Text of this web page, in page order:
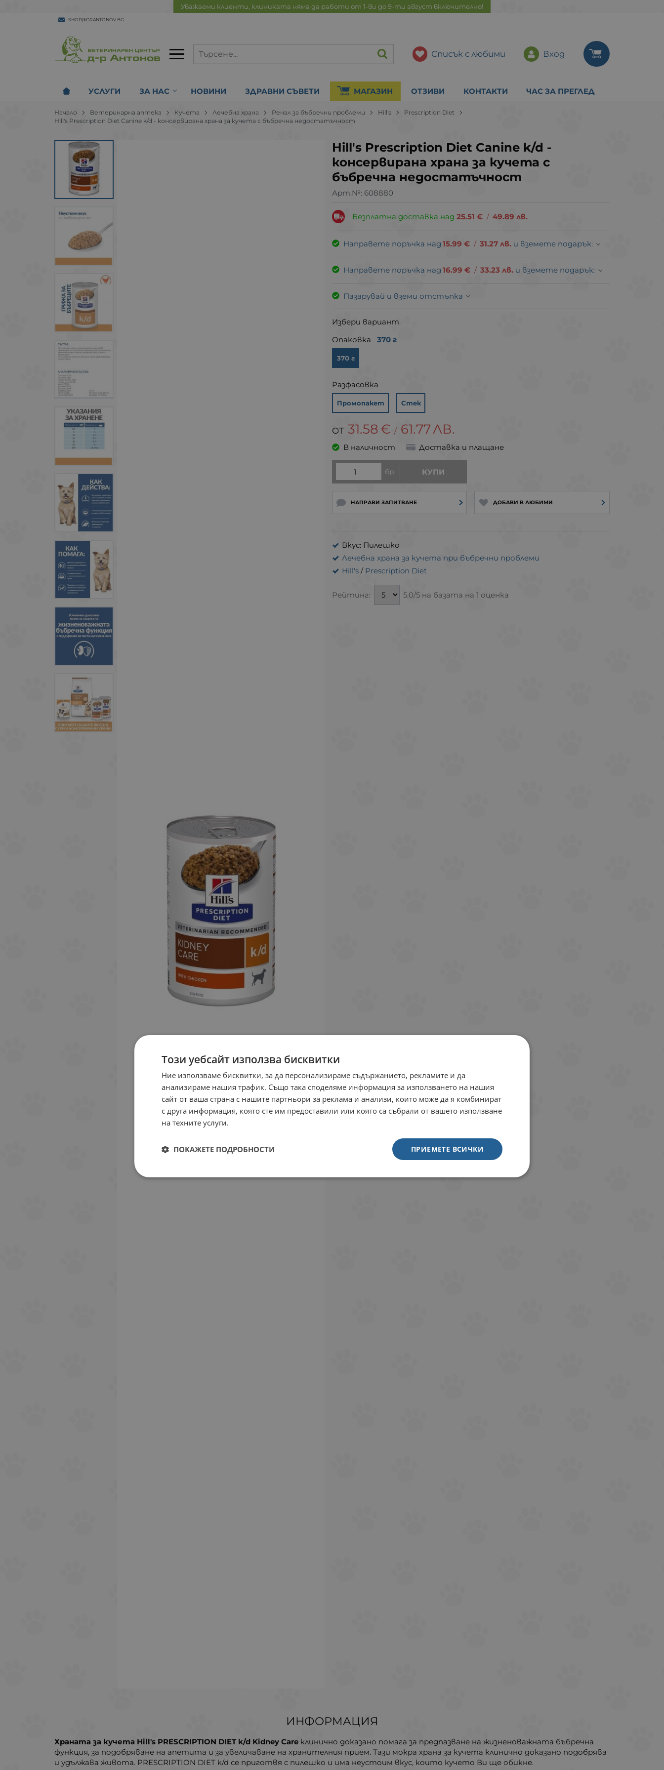
Уважаеми клиенти, клиниката няма да работи от 1-ви до 9-ти август включително!
SHOP@DRANTONOV.BG
Списък с любими Вход
УСЛУГИ ЗА НАС НОВИНИ ЗДРАВНИ СЪВЕТИ МАГАЗИН ОТЗИВИ КОНТАКТИ ЧАС ЗА ПРЕГЛЕД
Начало Ветеринарна аптека Кучета Лечебна храна Ренал за бъбречни проблеми Hill's
Prescription Diet
Hill's Prescription Diet Canine k/d - консервирана храна за кучета с бъбречна недостатъчност
Hill's Prescription Diet Canine k/d -
консервирана храна за кучета с
бъбречна недостатъчност
Арт.№: 608880
Безплатна доставка над25.51 € / 49.89 лв.
Направете поръчка над 15.99 € / 31.27 лв. и вземете подарък:
Направете поръчка над 16.99 € / 33.23 лв. и вземете подарък:
Пазарувай и вземи отстъпка
Избери вариант
Опаковка
370 г
370 г
Разфасовка
Промопакет Стек
31.58€ / 61.77ЛВ.
В наличност Доставка и плащане
бр. КУПИ
НАПРАВИ ЗАПИТВАНЕ ДОБАВИ В ЛЮБИМИ
Вкус: Пилешко
Лечебна храна за кучета при бъбречни проблеми
Hill's / Prescription Diet
Рейтинг: 5.0/5 на базата на 1 оценка
ИНФОРМАЦИЯ
Храната за кучета Hill's PRESCRIPTION DIET k/d Kidney Care клинично доказано помага за предпазване на жизненоважната бъбречна
функция, за подобряване на апетита и за увеличаване на хранителния прием. Тази мокра храна за кучета клинично доказано подобрява
и удължава живота. PRESCRIPTION DIET k/d се приготвя с пилешко и има неустоим вкус, които кучето Ви ще обикне.
Този уебсайт използва бисквитки
Ние използваме бисквитки, за да персонализираме съдържанието, рекламите и да
анализираме нашия трафик. Също така споделяме информация за използването на нашия
сайт от ваша страна с нашите партньори за реклама и анализи, които може да я комбинират
с друга информация, която сте им предоставили или която са събрали от вашето използване
на техните услуги.
ПРИЕМЕТЕ ВСИЧКИ
ПОКАЖЕТЕ ПОДРОБНОСТИ